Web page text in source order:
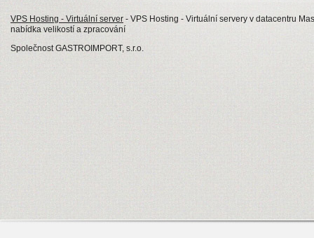
VPS Hosting - Virtuální server - VPS Hosting - Virtuální servery v datacentru
nabídka velikostí a zpracování
Společnost GASTROIMPORT, s.r.o.